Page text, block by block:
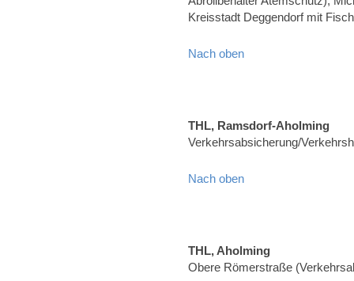
Kreisstadt Deggendorf mit
Nach oben
THL, Ramsdorf-Aholming
Verkehrsabsicherung/
Nach oben
THL, Aholming
Obere Römerstraße